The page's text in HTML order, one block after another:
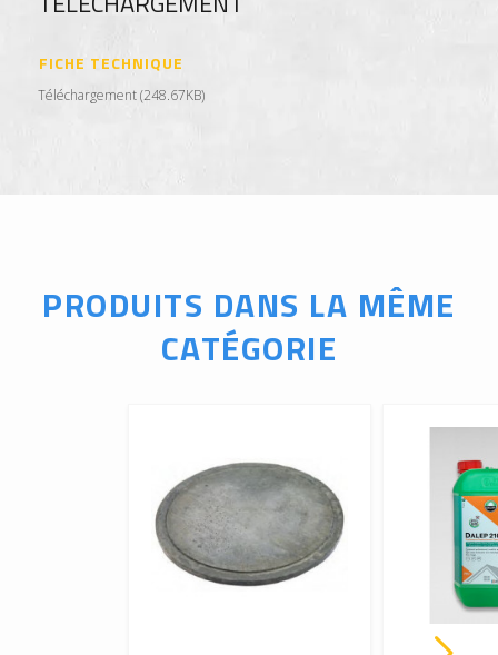
FICHE TECHNIQUE
Téléchargement (248.67KB)
PRODUITS DANS LA MÊME
CATÉGORIE